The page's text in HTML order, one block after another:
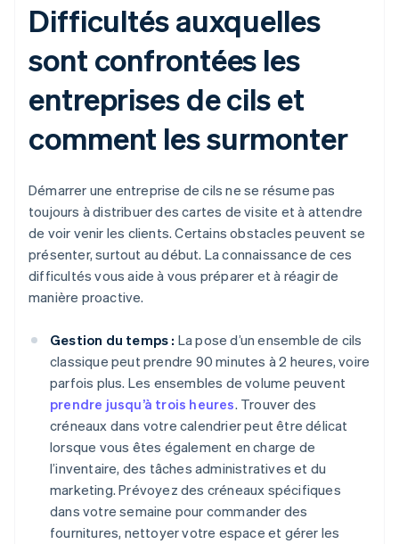
Difficultés auxquelles
sont confrontées les
entreprises de cils et
comment les surmonter
Démarrer une entreprise de cils ne se résume pas
toujours à distribuer des cartes de visite et à attendre
de voir venir les clients. Certains obstacles peuvent se
présenter, surtout au début. La connaissance de ces
difficultés vous aide à vous préparer et à réagir de
manière proactive.
Gestion du temps : La pose d’un ensemble de cils
classique peut prendre 90 minutes à 2 heures, voire
parfois plus. Les ensembles de volume peuvent
prendre jusqu’à trois heures. Trouver des
créneaux dans votre calendrier peut être délicat
lorsque vous êtes également en charge de
l’inventaire, des tâches administratives et du
marketing. Prévoyez des créneaux spécifiques
dans votre semaine pour commander des
fournitures, nettoyer votre espace et gérer les